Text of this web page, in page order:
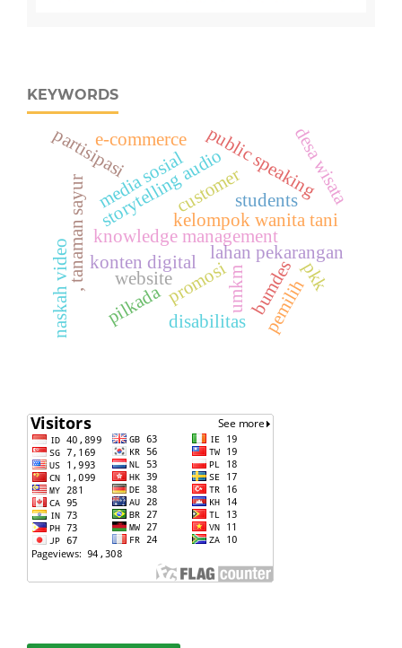
KEYWORDS
knowledge management
kelompok wanita tani
lahan pekarangan
, tanaman sayurkonten digital
naskah video promosi
storytelling audio
umkm
public speaking
students
media sosial
bumdes
desa wisata
website pkk
pilkada
partisipasi
pemilih
disabilitas
customer
e-commerce